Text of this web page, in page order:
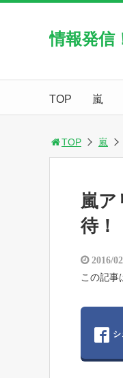
情報発信
TOP 嵐
TOP 嵐
嵐ア
待！
2016/
この記事
シ